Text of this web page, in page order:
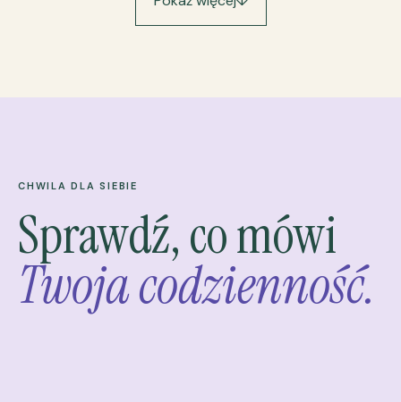
CHWILA DLA SIEBIE
Sprawdź, co mówi
Twoja codzienność.